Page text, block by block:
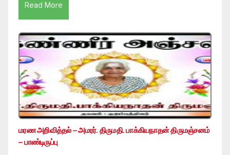
Read More
மரண அறிவித்தல் – அமரர். திருமதி. பாக்கியநாதன் திருமஞ்சனம்
– பாண்டிருப்பு